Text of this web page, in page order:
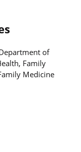
of
Family
Medicine